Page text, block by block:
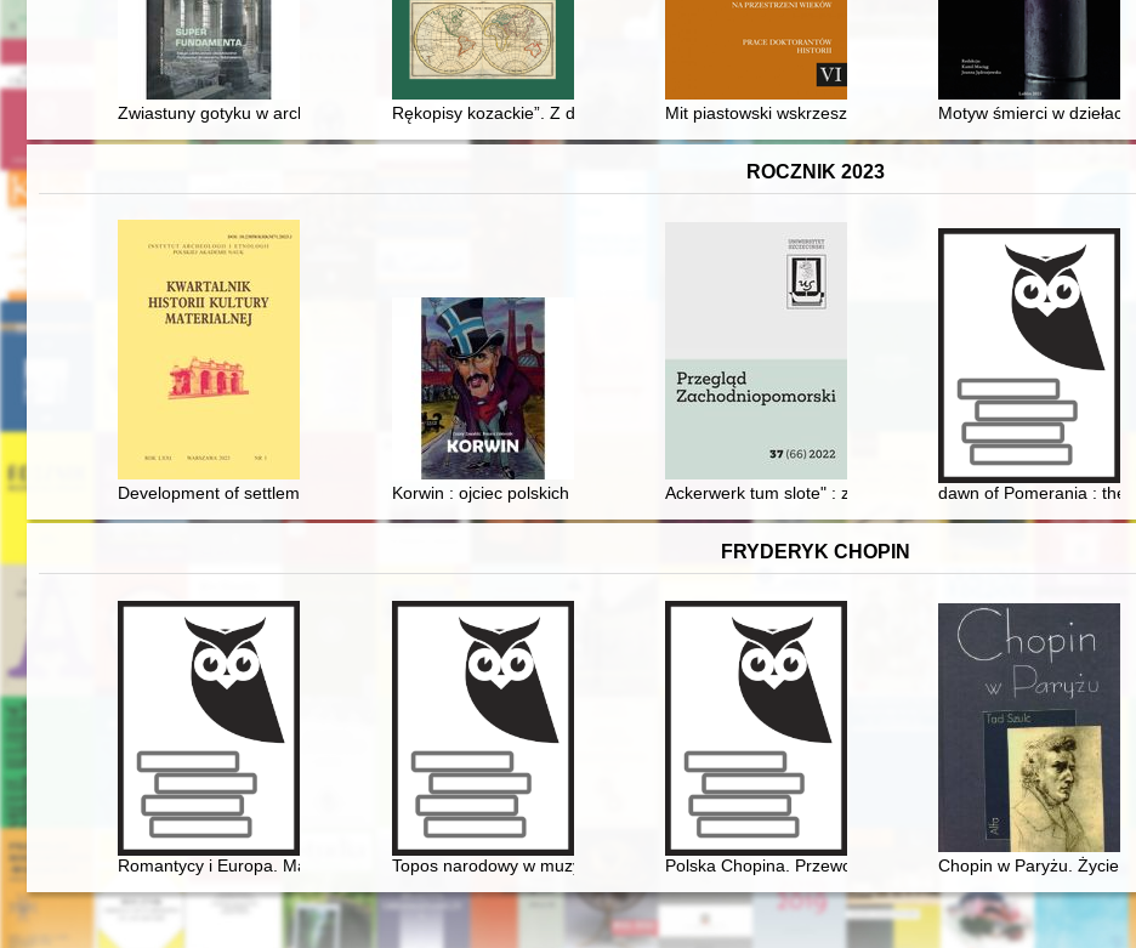
Zwiastuny gotyku w architekturze katedry gnieźnieńskiejRękopisy kozackie”. Z dziejów zasobu rękopiśmiennego Biblioteki Naukowej PAU i PAN w
Mit piastowski wskrzeszony przez Mistrza Wincentego :
Motyw śmierci w
ROCZNIK 2023
Development of settlement in the Kalisz region in the eleventh and twelfth centuries based on research on the Słuszków I and
Korwin : ojciec polskich wolnościowcówAckerwerk tum slote" : zabudowa gospodarcza joannickich
dawn of Pomerania : the
FRYDERYK CHOPIN
Romantycy i Europa. Marzenia, doświadczenia, propozycjeTopos narodowy w muzyce polskiej pierwszej połowy XIX wieku. Międzynarodowa konferencja
Polska Chopina. Przewodnik po miejscach związanych z
Chopin w Paryżu. Życie i